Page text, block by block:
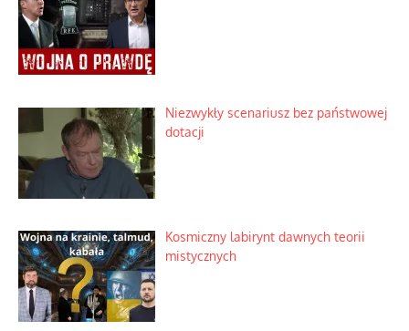
Niezwykły scenariusz bez państwowej
dotacji
Kosmiczny labirynt dawnych teorii
mistycznych